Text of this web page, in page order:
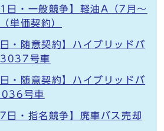
日・一般競争】軽油A（7月～
単価契約）
・随意契約】ハイブリッドバ
号車
・随意契約】ハイブリッドバ
号車
日・指名競争】廃車バス売却